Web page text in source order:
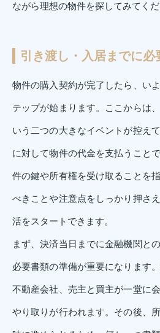
ながら理想の物件を探してみてくだ
引き渡し・入居までに必
物件の購入契約が完了したら、い
テップが始まります。ここからは
いう二つの大きなイベントが控え
に対して物件の代金を支払うこと
件の鍵や所有権を受け取ることを
べきことや注意点をしっかり押さ
活をスタートできます。
まず、決済当日までに金融機関と
必要書類の準備が重要になります
不動産会社、売主と買主が一堂に
やり取りが行われます。その後、